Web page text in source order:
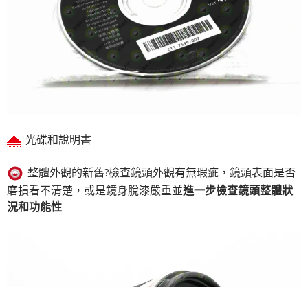
光碟和說明書
整體外觀的新舊?檢查鏡頭外觀有無瑕疵，鏡頭表面是否
磨損看不清楚，或是鏡身脫漆嚴重並進一步檢查鏡頭整體狀
況和功能性